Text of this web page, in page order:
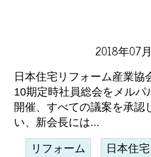
2018年07
日本住宅リフォーム産業協
10期定時社員総会をメル
開催、すべての議案を承認
い、新会長には...
リフォーム 日本住